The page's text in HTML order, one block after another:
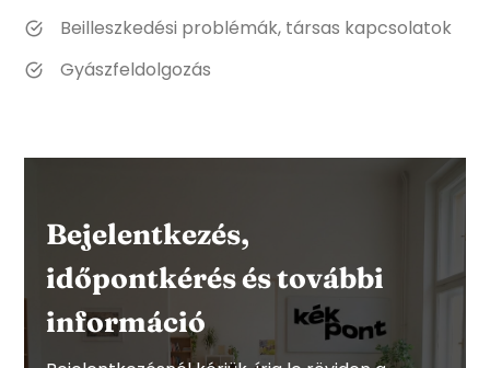
Beilleszkedési problémák, társas kapcsolatok
Gyászfeldolgozás
Bejelentkezés,
időpontkérés és további
információ